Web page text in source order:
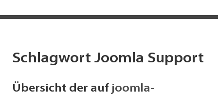
Schlagwort Joomla Support
Übersicht der auf joomla-